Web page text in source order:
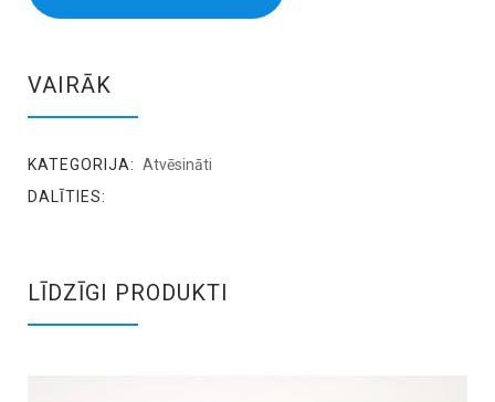
VAIRĀK
KATEGORIJA: Atvēsināti
DALĪTIES:
LĪDZĪGI PRODUKTI